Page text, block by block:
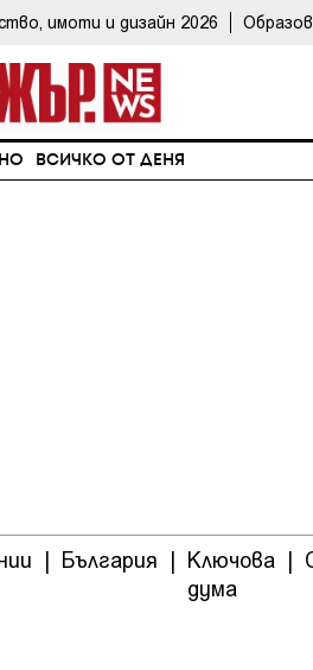
имоти и дизайн 2026
ВСИЧКО ОТ ДЕНЯ
| България | Ключова
дума
|